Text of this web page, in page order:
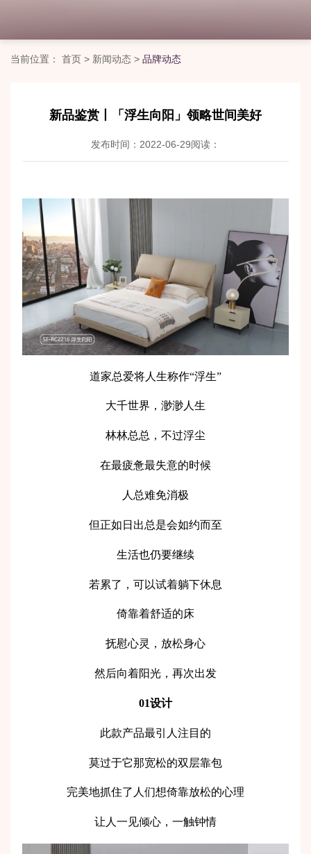
当前位置： 首页 > 新闻动态 > 品牌动态
新品鉴赏丨「浮生向阳」领略世间美好
发布时间：2022-06-29阅读：
道家总爱将人生称作“浮生”
大千世界，渺渺人生
林林总总，不过浮尘
在最疲惫最失意的时候
人总难免消极
但正如日出总是会如约而至
生活也仍要继续
若累了，可以试着躺下休息
倚靠着舒适的床
抚慰心灵，放松身心
然后向着阳光，再次出发
01设计
此款产品最引人注目的
莫过于它那宽松的双层靠包
完美地抓住了人们想倚靠放松的心理
让人一见倾心，一触钟情